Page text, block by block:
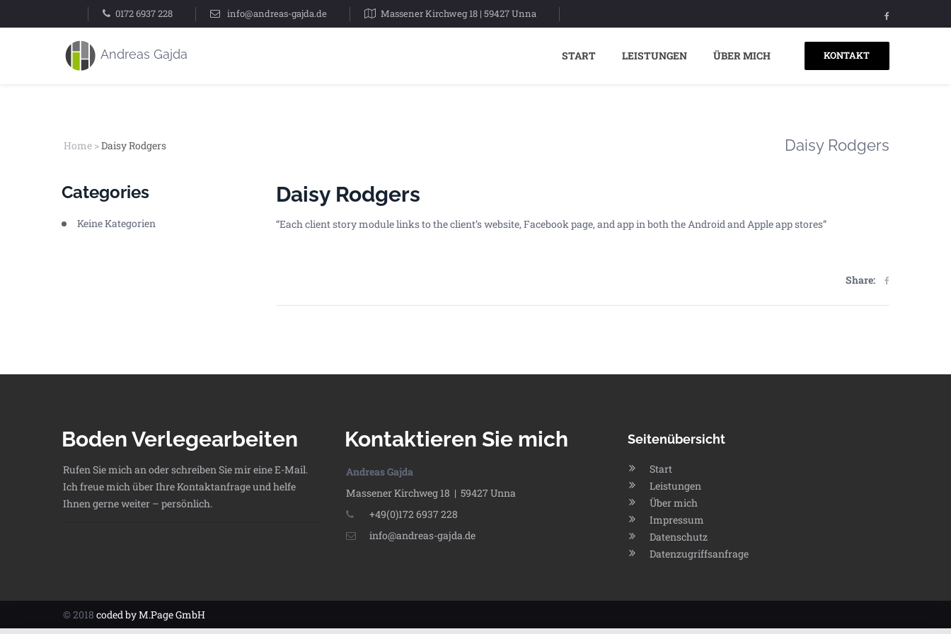
0172 6937 228 info@andreas-gajda.de Massener Kirchweg 18 | 59427 Unna
KONTAKT
START LEISTUNGEN ÜBER MICH
Home >Daisy Rodgers Daisy Rodgers
Daisy Rodgers
“Each client story module links to the client’s website, Facebook page, and app in both the Android and Apple app stores”
Share:
Categories
Keine Kategorien
Boden Verlegearbeiten
Rufen Sie mich an oder schreiben Sie mir eine E-Mail.
Ich freue mich über Ihre Kontaktanfrage und helfe
Ihnen gerne weiter – persönlich.
Kontaktieren Sie mich
Andreas Gajda
Massener Kirchweg 18 | 59427 Unna
+49(0)172 6937 228
info@andreas-gajda.de
Seitenübersicht
Start
Leistungen
Über mich
Impressum
Datenschutz
Datenzugriffsanfrage
© 2018 coded by M.Page GmbH